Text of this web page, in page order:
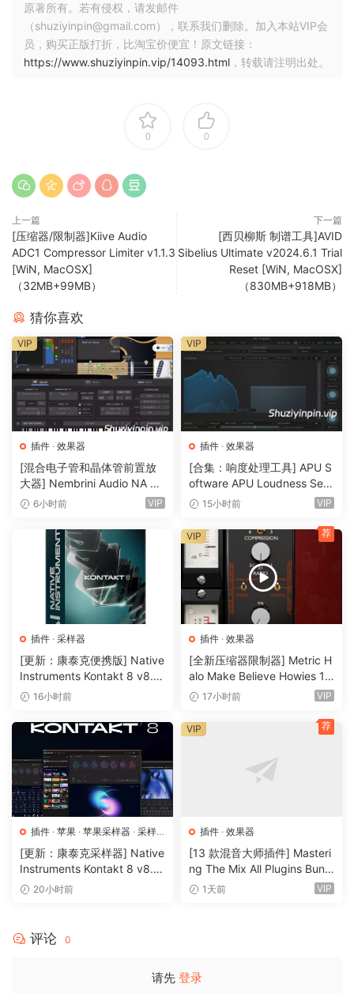
izer
64 位：（VST3、AAX）
PC 用户：将未修改的文件提取到您想要的位置
//// 10.11.2024 V1.0.3
– 为仪表输出添加干净的 I/O
– 将 Comp 旋钮默认值设置为 0
//// 10.04.2024 V1.0.2
– 修复 A/B 中的开关
原文介绍：
Tubetizer brings 3 Tube Saturation circuits, alongside
built-in compression to be the perfect color-box for any
element in your mix!
From subtle warmth to aggressive distortion, the 3
included circuits have you covered for any element in your
mix!
NFO
https://www.kiiveaudio.com/products/tubet
izer
64-bit: (VST3, AAX)
PC-user: Extract untouched files where you
want
MAC-user: Install
– Moved menu items to bottom of gui
– added clean I/O to meter out
– Set Comp knob default to 0
– Fixed GR meter display
//// 10.04.2024 V1.0.2
– Fixed on off switch in A/B
🏠 HomePage
原著所有。若有侵权，请发邮件
（shuziyinpin@gmail.com），联系我们删除。加入本站VIP会
员，购买正版打折，比淘宝价便宜！原文链接：
https://www.shuziyinpin.vip/14093.html ，转载请注明出处。
0 0
上一篇
[压缩器/限制器]Kiive Audio
ADC1 Compressor Limiter v1.1.3
[WiN, MacOSX]
（32MB+99MB）
下一篇
[西贝柳斯 制谱工具]AVID
Sibelius Ultimate v2024.6.1 Trial
Reset [WiN, MacOSX]
（830MB+918MB）
猜你喜欢
插件 · 效果器
[混合电子管和晶体管前置放
大器] Nembrini Audio NA Ba
ss 3500 v1.0.0 Incl Keygen-
6小时前 VIP
VIP
插件 · 效果器
[合集：响度处理工具] APU S
oftware APU Loudness Seri
es v5.7.0 Incl Keygen-R2R
15小时前 VIP
VIP
插件 · 采样器
[更新：康泰克便携版] Native
Instruments Kontakt 8 v8.1
2.1 PORTABLE-vkDanilov
16小时前
插件 · 效果器
[全新压缩器限制器] Metric H
alo Make Believe Howies 17
9 v4.1.17-R2R [WiN]（30.0
17小时前 VIP
VIP 荐
插件 · 苹果 · 苹果采样器 · 采样
器
[更新：康泰克采样器] Native
Instruments Kontakt 8 v8.1
2.1 [WiN, MacOSX]（1.2GB
20小时前
插件 · 效果器
[13 款混音大师插件] Masteri
ng The Mix All Plugins Bundl
e v2026.08.03 [WiN, MacO
1天前 VIP
VIP 荐
评论 0
请先 登录